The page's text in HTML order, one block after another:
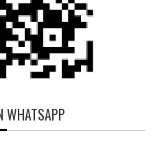
WHATSAPP